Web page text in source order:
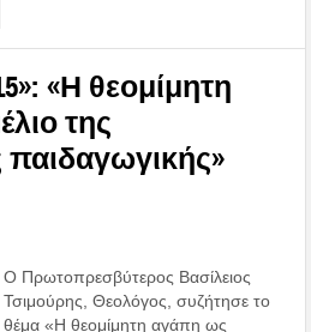
«Η θεομίμητη
της
παιδαγωγικής»
Ο Πρωτοπρεσβύτερος Βασίλειος
Τσιμούρης, Θεολόγος, συζήτησε το
θέμα «Η θεομίμητη αγάπη ως